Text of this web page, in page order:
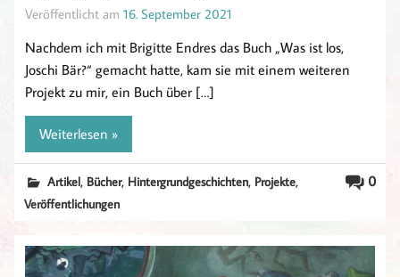
Veröffentlicht am 16. September 2021
Nachdem ich mit Brigitte Endres das Buch „Was ist los,
Joschi Bär?“ gemacht hatte, kam sie mit einem weiteren
Projekt zu mir, ein Buch über […]
Weiterlesen »
0
Artikel, Bücher, Hintergrundgeschichten, Projekte,
Veröffentlichungen